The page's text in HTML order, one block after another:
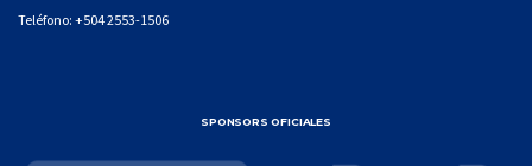
Teléfono: +504 2553-1506
SPONSORS OFICIALES